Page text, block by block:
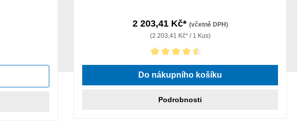
2 203,41 Kč* (včetně DPH)
(2 203,41 Kč* / 1 Kus)
Průměrné hodnocení 4.5 z 5 hvězd
Do nákupního košíku
Podrobnosti